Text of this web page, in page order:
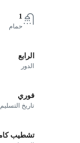
1
حمام
الرابع
الدور
فوري
تاريخ التسليم
تشطيب